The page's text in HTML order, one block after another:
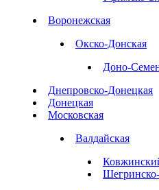
Воронежская
Окско-Донская
Доно-
Днепровско-Донецкая
Донецкая
Московская
Валдайская